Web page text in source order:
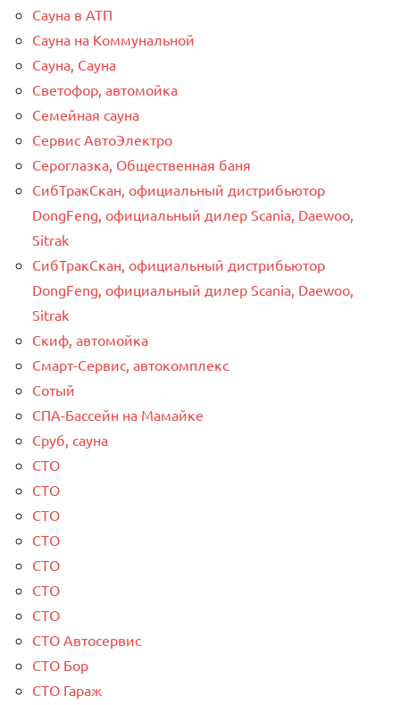
Сауна в АТП
Сауна на Коммунальной
Сауна, Сауна
Светофор, автомойка
Семейная сауна
Сервис АвтоЭлектро
Сероглазка, Общественная баня
СибТракСкан, официальный дистрибьютор
DongFeng, официальный дилер Scania, Daewoo,
Sitrak
СибТракСкан, официальный дистрибьютор
DongFeng, официальный дилер Scania, Daewoo,
Sitrak
Скиф, автомойка
Смарт-Сервис, автокомплекс
Сотый
СПА-Бассейн на Мамайке
Сруб, сауна
СТО
СТО
СТО
СТО
СТО
СТО
СТО
СТО Автосервис
СТО Бор
СТО Гараж